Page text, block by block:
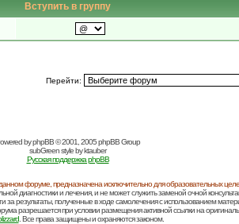
Вступить в группу
Перейти:
byphpBB© 2001, 2005 phpBB Group
subGreen style byktauber
Русская поддержка phpBB
форуме, предназначена исключительно для образовательных
диагностики и лечения, и не может служить заменой очной
за результаты, полученные в ходе самолечения с использованием
разрешается при условии размещения активной ссылки на
. Все права защищены и охраняются законом.